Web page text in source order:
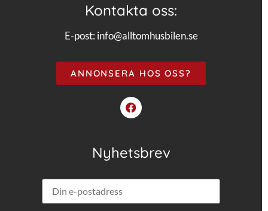
Kontakta oss:
E-post: info@alltomhusbilen.se
ANNONSERA HOS OSS?
Nyhetsbrev